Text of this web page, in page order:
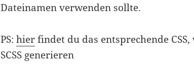
Dateinamen verwenden sollte.
PS:hierfindet du das entsprechende
SCSS generieren